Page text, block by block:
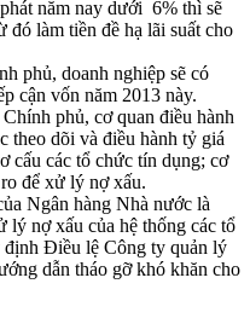
năm nay dưới 6% thì sẽ
đó làm tiền đề hạ lãi suất cho
phủ, doanh nghiệp sẽ có
cận vốn năm 2013 này.
phủ, cơ quan điều hành
theo dõi và điều hành tỷ giá
cấu các tổ chức tín dụng; cơ
để xử lý nợ xấu.
Ngân hàng Nhà nước là
nợ xấu của hệ thống các tổ
Điều lệ Công ty quản lý
dẫn tháo gỡ khó khăn cho